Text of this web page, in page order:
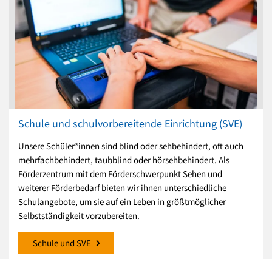
Schule und schulvorbereitende Einrichtung (SVE)
Unsere Schüler*innen sind blind oder sehbehindert, oft auch
mehrfachbehindert, taubblind oder hörsehbehindert. Als
Förderzentrum mit dem Förderschwerpunkt Sehen und
weiterer Förderbedarf bieten wir ihnen unterschiedliche
Schulangebote, um sie auf ein Leben in größtmöglicher
Selbstständigkeit vorzubereiten.
Schule und SVE